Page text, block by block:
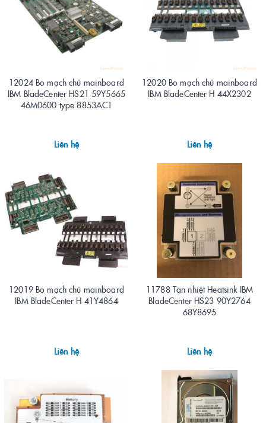
12024 Bo mạch chủ mainboard
IBM BladeCenter HS21 59Y5665
46M0600 type 8853AC1
Liên hệ
12020 Bo mạch chủ mainboard
IBM BladeCenter H 44X2302
Liên hệ
12019 Bo mạch chủ mainboard
IBM BladeCenter H 41Y4864
Liên hệ
11788 Tản nhiệt Heatsink IBM
BladeCenter HS23 90Y2764
68Y8695
Liên hệ